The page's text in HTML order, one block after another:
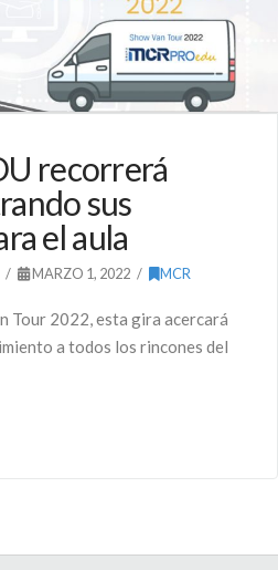
recorrerá
sus
el aula
MARZO 1, 2022 MCR
Tour 2022, esta gira acercará
a todos los rincones del